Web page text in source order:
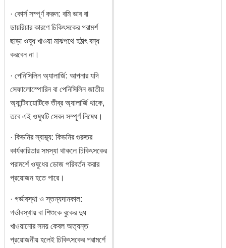
· কোর্স সম্পূর্ণ করুন: বমি ভাব বা
ডায়রিয়ার কারণে চিকিৎসকের পরামর্শ
ছাড়া ওষুধ খাওয়া মাঝপথে হঠাৎ বন্ধ
করবেন না।
· পেনিসিলিন অ্যালার্জি: আপনার যদি
সেফালোস্পোরিন বা পেনিসিলিন জাতীয়
অ্যান্টিবায়োটিকে তীব্র অ্যালার্জি থাকে,
তবে এই ওষুধটি সেবন সম্পূর্ণ নিষেধ।
· কিডনির স্বাস্থ্য: কিডনির গুরুতর
কার্যকারিতার সমস্যা থাকলে চিকিৎসকের
পরামর্শে ওষুধের ডোজ পরিবর্তন করার
প্রয়োজন হতে পারে।
· গর্ভাবস্থা ও স্তন্যদানকাল:
গর্ভাবস্থায় বা শিশুকে বুকের দুধ
খাওয়ানোর সময় কেবল অত্যন্ত
প্রয়োজনীয় হলেই চিকিৎসকের পরামর্শে